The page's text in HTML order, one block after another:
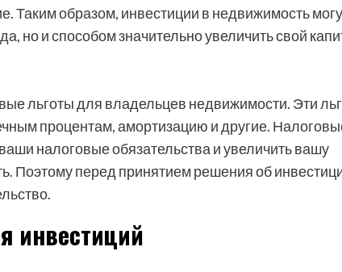
образом, инвестиции в недвижимость
но и способом значительно увеличить свой
льготы для владельцев недвижимости. Эти
процентам, амортизацию и другие.
налоговые обязательства и увеличить вашу
Поэтому перед принятием решения об
инвестиций